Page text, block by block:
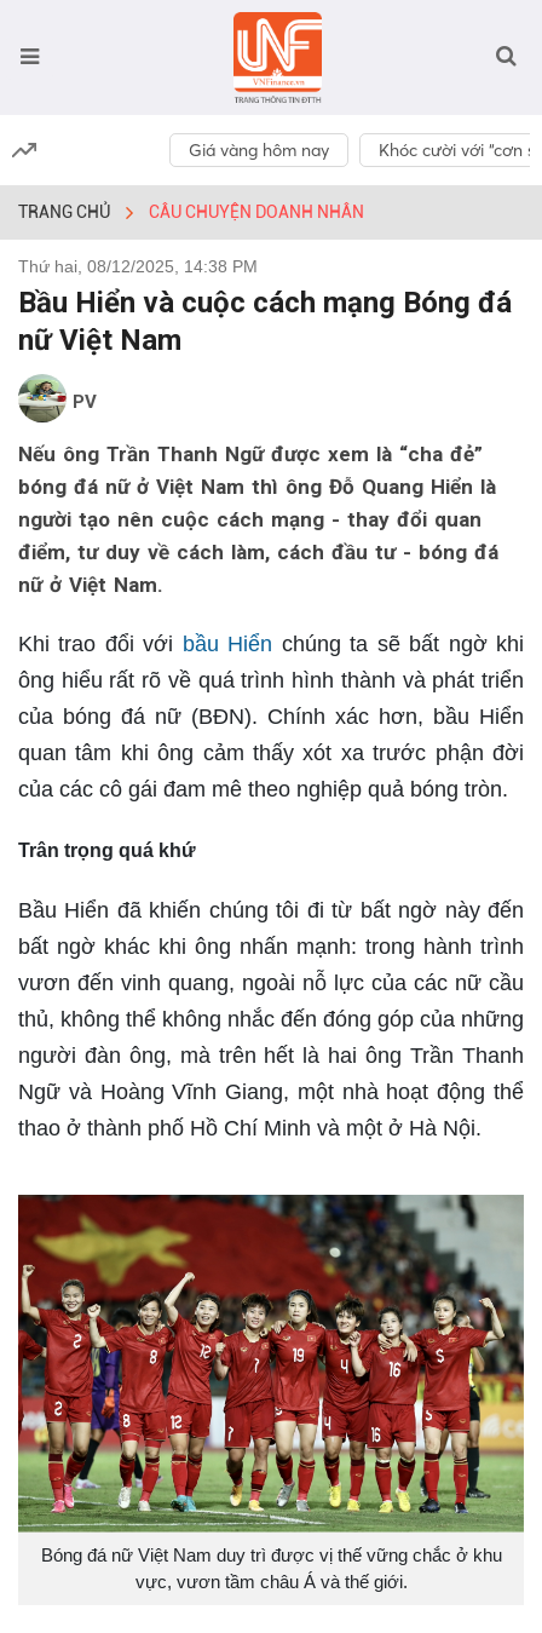
Giá vàng hôm nay Khóc cười với “cơn
TRANG CHỦ CÂU CHUYỆN DOANH NHÂN
Thứ hai, 08/12/2025, 14:38 PM
Bầu Hiển và cuộc cách mạng Bóng đá
nữ Việt Nam
PV
Nếu ông Trần Thanh Ngữ được xem là “cha đẻ”
bóng đá nữ ở Việt Nam thì ông Đỗ Quang Hiển là
người tạo nên cuộc cách mạng - thay đổi quan
điểm, tư duy về cách làm, cách đầu tư - bóng đá
nữ ở Việt Nam.
Khi trao đổi với bầu Hiển chúng ta sẽ bất ngờ khi
ông hiểu rất rõ về quá trình hình thành và phát triển
của bóng đá nữ (BĐN). Chính xác hơn, bầu Hiển
quan tâm khi ông cảm thấy xót xa trước phận đời
của các cô gái đam mê theo nghiệp quả bóng tròn.
Trân trọng quá khứ
Bầu Hiển đã khiến chúng tôi đi từ bất ngờ này đến
bất ngờ khác khi ông nhấn mạnh: trong hành trình
vươn đến vinh quang, ngoài nỗ lực của các nữ cầu
thủ, không thể không nhắc đến đóng góp của những
người đàn ông, mà trên hết là hai ông Trần Thanh
Ngữ và Hoàng Vĩnh Giang, một nhà hoạt động thể
thao ở thành phố Hồ Chí Minh và một ở Hà Nội.
Bóng đá nữ Việt Nam duy trì được vị thế vững chắc ở khu
vực, vươn tầm châu Á và thế giới.